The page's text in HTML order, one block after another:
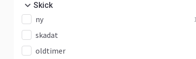
Skick
ny
skadat
oldtimer